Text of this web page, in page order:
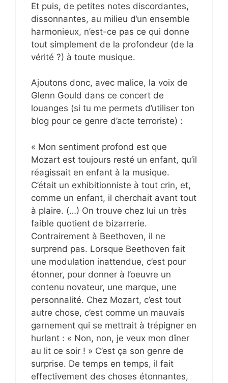
Et puis, de petites notes discordantes,
dissonnantes, au milieu d’un ensemble
harmonieux, n’est-ce pas ce qui donne
tout simplement de la profondeur (de la
vérité ?) à toute musique.
Ajoutons donc, avec malice, la voix de
Glenn Gould dans ce concert de
louanges (si tu me permets d’utiliser ton
blog pour ce genre d’acte terroriste) :
« Mon sentiment profond est que
Mozart est toujours resté un enfant, qu’il
réagissait en enfant à la musique.
C’était un exhibitionniste à tout crin, et,
comme un enfant, il cherchait avant tout
à plaire. (…) On trouve chez lui un très
faible quotient de bizarrerie.
Contrairement à Beethoven, il ne
surprend pas. Lorsque Beethoven fait
une modulation inattendue, c’est pour
étonner, pour donner à l’oeuvre un
contenu novateur, une marque, une
personnalité. Chez Mozart, c’est tout
autre chose, c’est comme un mauvais
garnement qui se mettrait à trépigner en
hurlant : « Non, non, je veux mon dîner
au lit ce soir ! » C’est ça son genre de
surprise. De temps en temps, il fait
effectivement des choses étonnantes,